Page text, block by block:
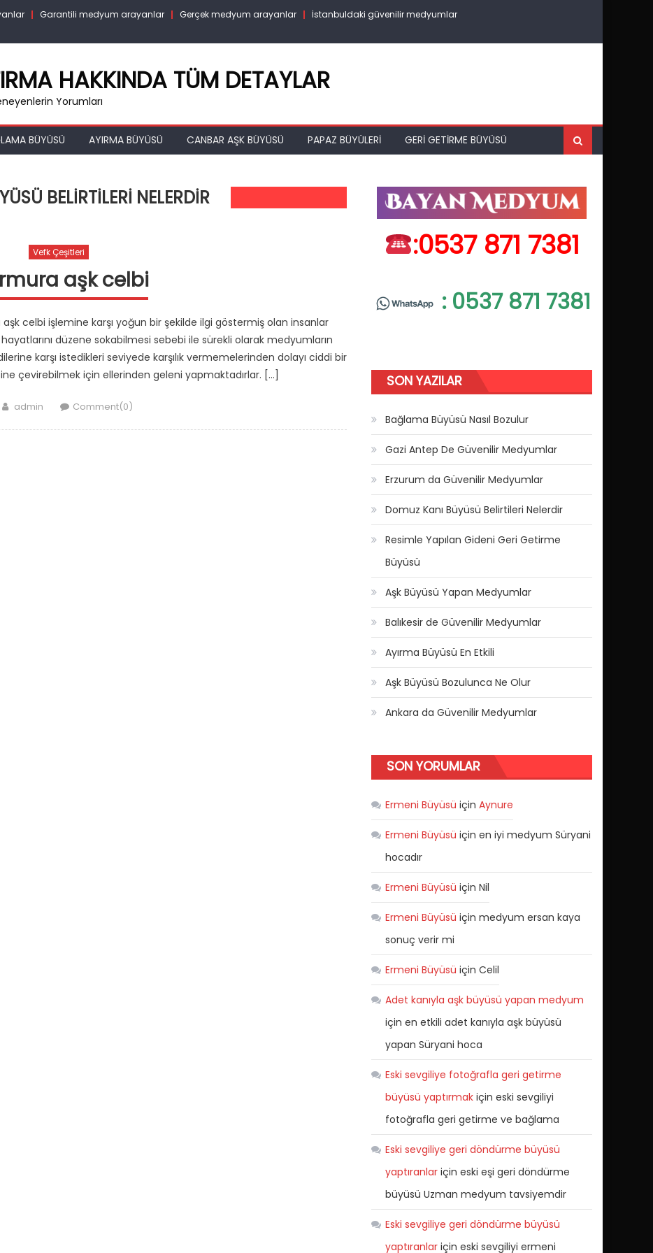
Garantili medyum arayanlar Gerçek medyum arayanlar
İstanbuldaki güvenilir medyumlar
HAKKINDA TÜM DETAYLAR
Yorumları
BÜYÜSÜ AYIRMA BÜYÜSÜ CANBAR AŞK BÜYÜSÜ PAPAZ BÜYÜLERI GERI GETIRME BÜYÜSÜ
BELIRTILERI NELERDIR
Vefk Çeşitleri
aşk celbi
celbi işlemine karşı yoğun bir şekilde ilgi göstermiş olan insanlar
düzene sokabilmesi sebebi ile sürekli olarak medyumların
karşı istedikleri seviyede karşılık vermemelerinden dolayı ciddi bir
çevirebilmek için ellerinden geleni yapmaktadırlar. […]
Author
admin Comment(0)
:0537 871 7381
: 0537 871 7381
SON YAZILAR
Bağlama Büyüsü Nasıl Bozulur
Gazi Antep De Güvenilir Medyumlar
Erzurum da Güvenilir Medyumlar
Domuz Kanı Büyüsü Belirtileri Nelerdir
Resimle Yapılan Gideni Geri Getirme
Büyüsü
Aşk Büyüsü Yapan Medyumlar
Balıkesir de Güvenilir Medyumlar
Ayırma Büyüsü En Etkili
Aşk Büyüsü Bozulunca Ne Olur
Ankara da Güvenilir Medyumlar
SON YORUMLAR
Ermeni Büyüsü içinAynure
Ermeni Büyüsü içinen iyi medyum Süryani
hocadır
Ermeni Büyüsü içinNil
Ermeni Büyüsü içinmedyum ersan kaya
sonuç verir mi
Ermeni Büyüsü içinCelil
Adet kanıyla aşk büyüsü yapan medyum
içinen etkili adet kanıyla aşk büyüsü
yapan Süryani hoca
Eski sevgiliye fotoğrafla geri getirme
büyüsü yaptırmak içineski sevgiliyi
fotoğrafla geri getirme ve bağlama
Eski sevgiliye geri döndürme büyüsü
yaptıranlar içineski eşi geri döndürme
büyüsü Uzman medyum tavsiyemdir
Eski sevgiliye geri döndürme büyüsü
yaptıranlar içineski sevgiliyi ermeni